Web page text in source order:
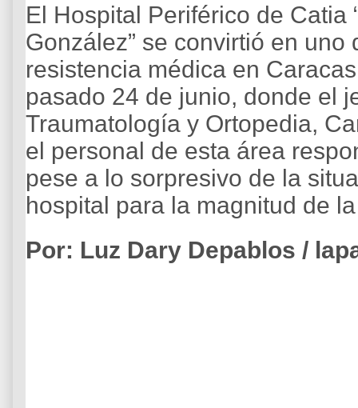
El Hospital Periférico de Catia
González” se convirtió en
resistencia médica en
pasado 24 de junio, donde el
Traumatología y Ortopedia,
el personal de esta área
pese a lo sorpresivo de la
hospital para la magnitud de
Por: Luz Dary Depablos /